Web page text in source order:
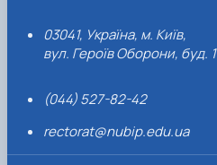
03041, Україна, м. Київ,
вул. Героїв Оборони, буд.
(044) 527-82-42
rectorat@nubip.edu.ua